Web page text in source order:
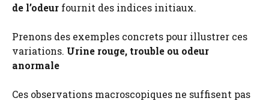
de l’odeur fournit des indices initiaux.
Prenons des exemples concrets pour illustrer ces
variations. Urine rouge, trouble ou odeur
anormale
Ces observations macroscopiques ne suffisent pas